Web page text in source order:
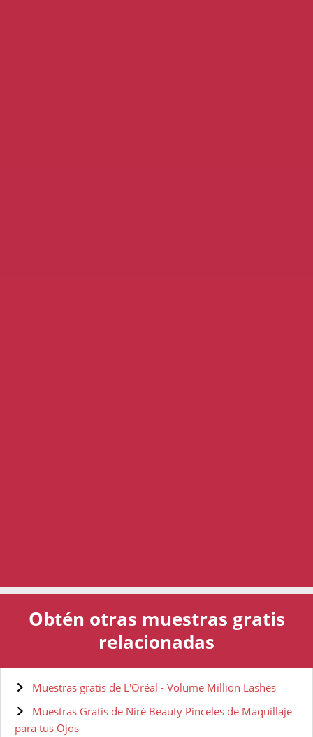
Obtén otras muestras gratis
relacionadas
Muestras gratis de L'Oréal - Volume Million Lashes
Muestras Gratis de Niré Beauty Pinceles de Maquillaje
para tus Ojos